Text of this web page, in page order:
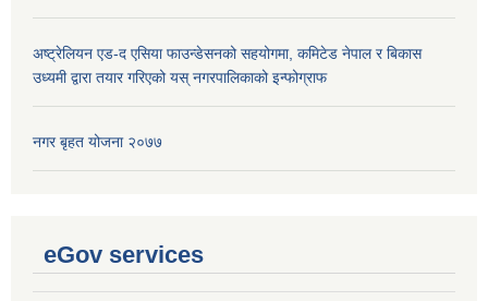
अष्ट्रेलियन एड-द एसिया फाउन्डेसनको सहयोगमा, कमिटेड नेपाल र बिकास
उध्यमी द्वारा तयार गरिएको यस् नगरपालिकाको इन्फोग्राफ
नगर बृहत योजना २०७७
eGov services